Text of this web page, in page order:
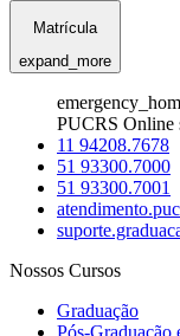
Matrícula
expand_more
PUCRS Online
11 94208.7678
51 93300.7000
51 93300.7001
Nossos Cursos
Graduação